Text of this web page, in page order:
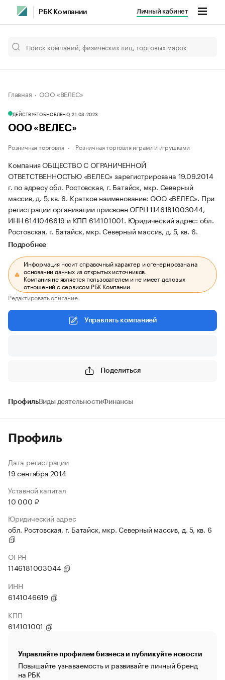
РБК Компании Личный кабинет
Главная ООО «ВЕЛЕС»
ДЕЙСТВУЕТОБНОВЛЕНО, 21.03.2023
ООО «ВЕЛЕС»
Розничная торговля Розничная торговля играми и игрушками
Компания ОБЩЕСТВО С ОГРАНИЧЕННОЙ
ОТВЕТСТВЕННОСТЬЮ «ВЕЛЕС» зарегистрирована 19.09.2014
г. по адресу обл. Ростовская, г. Батайск, мкр. Северный
массив, д. 5, кв. 6. Краткое наименование: ООО «ВЕЛЕС». При
регистрации организации присвоен ОГРН 1146181003044,
ИНН 6141046619 и КПП 614101001. Юридический адрес: обл.
Ростовская, г. Батайск, мкр. Северный массив, д. 5, кв. 6.
Подробнее
Информация носит справочный характер и сгенерирована на
основании данных из открытых источников.
Компания не является пользователем и не имеет деловых
отношений с сервисом РБК Компании.
Редактировать описание
Управлять компанией
Поделиться
ПрофильВиды деятельностиФинансы
Профиль
Дата регистрации
19 сентября 2014
Уставной капитал
10 000 ₽
Юридический адрес
обл. Ростовская, г. Батайск, мкр. Северный массив, д. 5, кв. 6
ОГРН
1146181003044
ИНН
6141046619
КПП
614101001
Управляйте профилем бизнеса и публикуйте новости
Повышайте узнаваемость и развивайте личный бренд
на РБК